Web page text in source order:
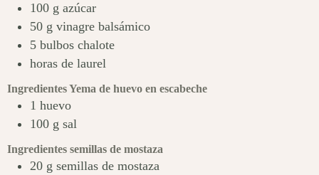
100 g azúcar
50 g vinagre balsámico
5 bulbos chalote
horas de laurel
Ingredientes Yema de huevo en escabeche
1 huevo
100 g sal
Ingredientes semillas de mostaza
20 g semillas de mostaza